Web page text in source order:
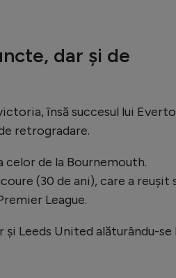
dar și de
însă succesul lui
retrogradare.
celor de la Bournemouth.
(30 de ani), care a reușit
League.
Leeds United alăturându-se